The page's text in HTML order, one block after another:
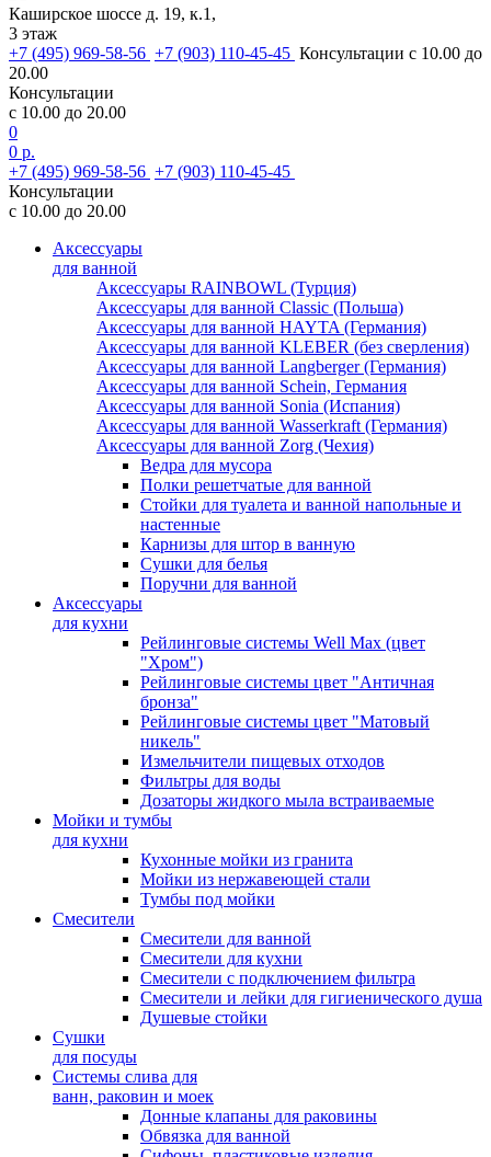
Каширское шоссе д. 19, к.1,
3 этаж
+7 (495) 969-58-56 +7 (903) 110-45-45 Консультации с 10.00 до
20.00
Консультации
с 10.00 до 20.00
0
0 р.
+7 (495) 969-58-56 +7 (903) 110-45-45
Консультации
с 10.00 до 20.00
Аксессуары
для ванной
Аксессуары RAINBOWL (Турция)
Аксессуары для ванной Classic (Польша)
Аксессуары для ванной HAYTA (Германия)
Аксессуары для ванной KLEBER (без сверления)
Аксессуары для ванной Langberger (Германия)
Аксессуары для ванной Schein, Германия
Аксессуары для ванной Sonia (Испания)
Аксессуары для ванной Wasserkraft (Германия)
Аксессуары для ванной Zorg (Чехия)
Ведра для мусора
Полки решетчатые для ванной
Стойки для туалета и ванной напольные и
настенные
Карнизы для штор в ванную
Сушки для белья
Поручни для ванной
Аксессуары
для кухни
Рейлинговые системы Well Max (цвет
"Хром")
Рейлинговые системы цвет "Античная
бронза"
Рейлинговые системы цвет "Матовый
никель"
Измельчители пищевых отходов
Фильтры для воды
Дозаторы жидкого мыла встраиваемые
Мойки и тумбы
для кухни
Кухонные мойки из гранита
Мойки из нержавеющей стали
Тумбы под мойки
Смесители
Смесители для ванной
Смесители для кухни
Смесители с подключением фильтра
Cмесители и лейки для гигиенического душа
Душевые стойки
Сушки
для посуды
Системы слива для
ванн, раковин и моек
Донные клапаны для раковины
Обвязка для ванной